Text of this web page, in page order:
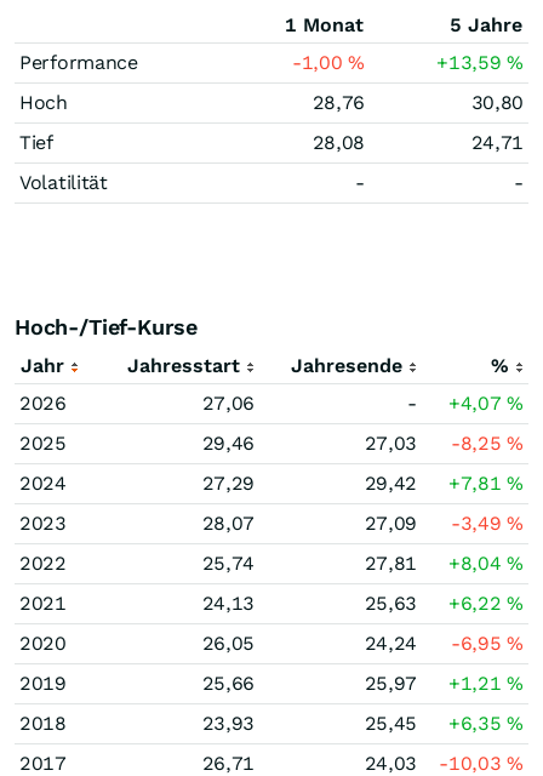
1 Monat
5 Jahre
Performance
-1,00% +13,59%
Hoch
28,76
30,80
Tief
28,08
24,71
Volatilität
- -
Hoch-/Tief-Kurse
Jahr Jahresstart Jahresende
%
2026
27,06 - +4,07%
2025
29,46 27,03 -8,25%
2024
27,29 29,42 +7,81%
2023
28,07 27,09 -3,49%
2022
25,74 27,81 +8,04%
2021
24,13 25,63 +6,22%
2020
26,05 24,24 -6,95%
2019
25,66 25,97 +1,21%
2018
23,93 25,45 +6,35%
2017
26,71 24,03 -10,03%